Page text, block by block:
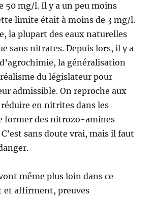
50 mg/l. Il y a un peu moins
limite était à moins de 3 mg/l.
la plupart des eaux naturelles
sans nitrates. Depuis lors, il y a
la généralisation
du législateur pour
admissible. On reproche aux
en nitrites dans les
former des nitrozo-amines
sans doute vrai, mais il faut
même plus loin dans ce
et affirment, preuves